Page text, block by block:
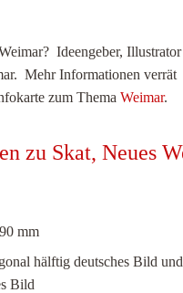
Ideengeber,
Mehr Informationen verrät
zum Thema Weimar.
zu Skat, Neues
mm
hälftig deutsches Bild
Bild